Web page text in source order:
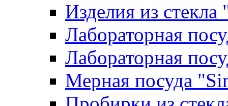
Изделия из
Лабораторная
Лабораторная
Мерная посуда